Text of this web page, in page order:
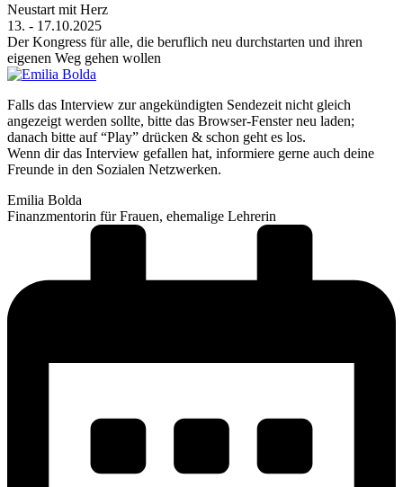
Neustart mit Herz
13. - 17.10.2025
Der Kongress für alle, die beruflich neu durchstarten und ihren
eigenen Weg gehen wollen
Falls das Interview zur angekündigten Sendezeit nicht gleich
angezeigt werden sollte, bitte das Browser-Fenster neu laden;
danach bitte auf “Play” drücken & schon geht es los.
Wenn dir das Interview gefallen hat, informiere gerne auch deine
Freunde in den Sozialen Netzwerken.
Emilia Bolda
Finanzmentorin für Frauen, ehemalige Lehrerin